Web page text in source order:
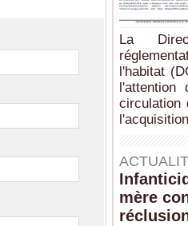
La
l'habitat
l'attention
circulation
mère